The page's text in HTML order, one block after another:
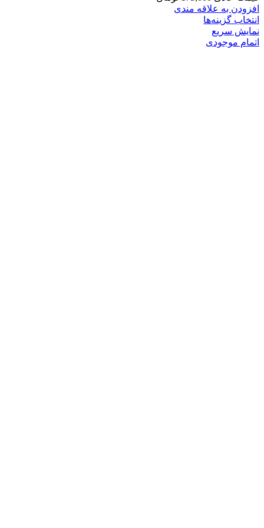
افزودن به علاقه مندی
انتخاب گزینه‌ها
نمایش سریع
اتمام موجودی